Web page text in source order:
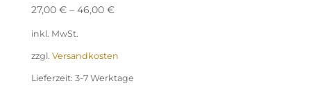
27,00 €– 46,00 €
inkl. MwSt.
zzgl. Versandkosten
Lieferzeit: 3-7 Werktage